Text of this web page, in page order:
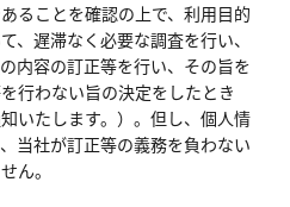
ることを確認の上で、利用目的
、遅滞なく必要な調査を行い、
内容の訂正等を行い、その旨を
行わない旨の決定をしたとき
いたします。）。但し、個人情
当社が訂正等の義務を負わない
ん。